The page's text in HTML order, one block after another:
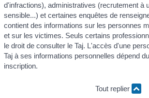
d'infractions), administratives (recrutement à
sensible...) et certaines enquêtes de
contient des informations sur les personnes
et sur les victimes. Seuls certains
le droit de consulter le Taj. L'accès d'une
Taj à ses informations personnelles dépend
inscription.
Tout replier